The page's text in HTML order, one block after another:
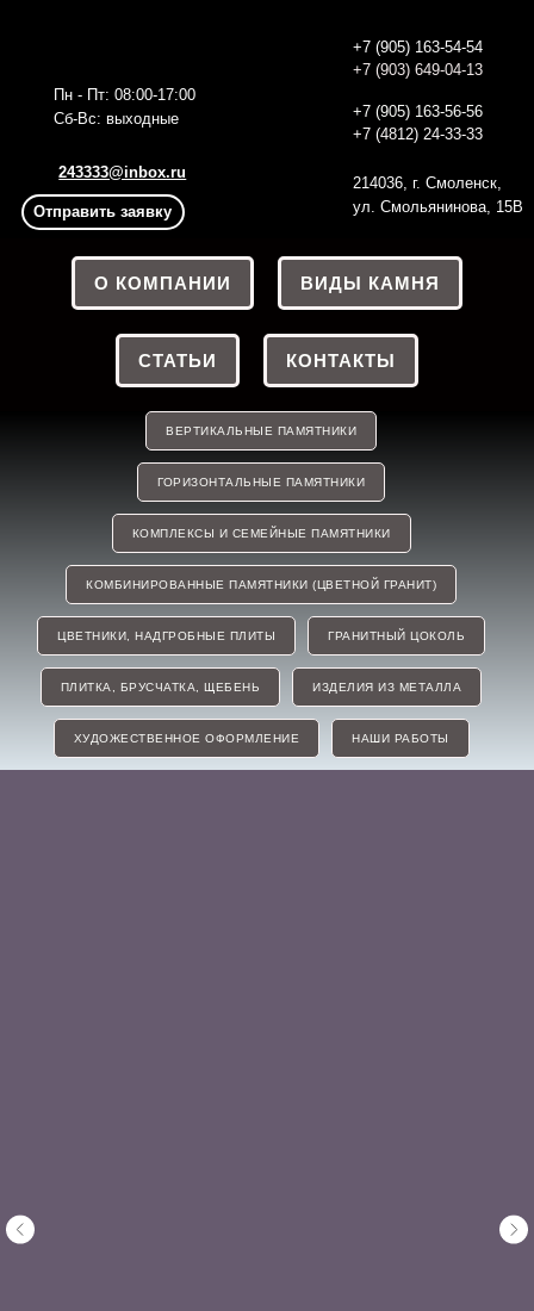
214036, г. Смоленск,
ул. Смольянинова, 15В
Пн - Пт: 08:00-17:00
Сб-Вс: выходные
+7 (905) 163-54-54
+7 (903) 649-04-13
243333@inbox.ru
Отправить заявку
+7 (905) 163-56-56
+7 (4812) 24-33-33
О КОМПАНИИ ВИДЫ КАМНЯ
СТАТЬИ КОНТАКТЫ
ВЕРТИКАЛЬНЫЕ ПАМЯТНИКИ
ГОРИЗОНТАЛЬНЫЕ ПАМЯТНИКИ
КОМПЛЕКСЫ И СЕМЕЙНЫЕ ПАМЯТНИКИ
КОМБИНИРОВАННЫЕ ПАМЯТНИКИ (ЦВЕТНОЙ ГРАНИТ)
ЦВЕТНИКИ, НАДГРОБНЫЕ ПЛИТЫ ГРАНИТНЫЙ ЦОКОЛЬ
ПЛИТКА, БРУСЧАТКА, ЩЕБЕНЬ ИЗДЕЛИЯ ИЗ МЕТАЛЛА
ХУДОЖЕСТВЕННОЕ ОФОРМЛЕНИЕ НАШИ РАБОТЫ